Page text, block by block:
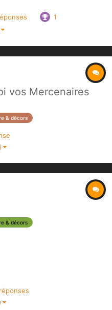
1
vos Mercenaires
& décors
& décors